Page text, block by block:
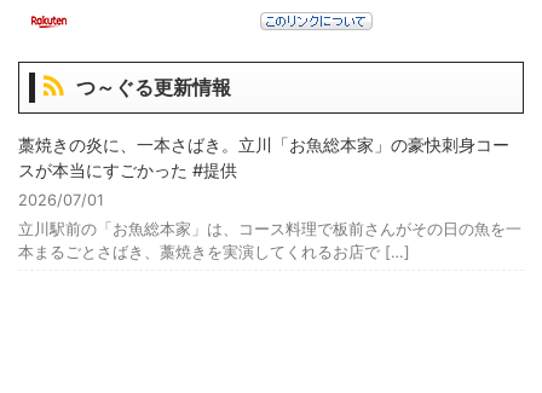
つ～ぐる更新情報
藁焼きの炎に、一本さばき。立川「お魚総本家」の豪快刺身コー
スが本当にすごかった #提供
2026/07/01
立川駅前の「お魚総本家」は、コース料理で板前さんがその日の魚を一
本まるごとさばき、藁焼きを実演してくれるお店で […]